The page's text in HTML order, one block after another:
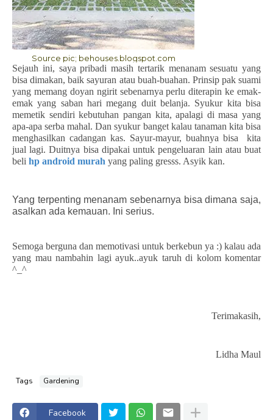
Source pic; behouses.blogspot.com
Sejauh ini, saya pribadi masih tertarik menanam sesuatu yang
bisa dimakan, baik sayuran atau buah-buahan. Prinsip pak suami
yang memang doyan ngirit sebenarnya perlu diterapin ke emak-
emak yang saban hari megang duit belanja. Syukur kita bisa
memetik sendiri kebutuhan pangan kita, apalagi di masa yang
apa-apa serba mahal. Dan syukur banget kalau tanaman kita bisa
menghasilkan cadangan kas. Sayur-mayur, buahnya bisa kita
jual lagi. Duitnya bisa dipakai untuk pengeluaran lain atau buat
beli hp android murah yang paling gresss. Asyik kan.
Yang terpenting menanam sebenarnya bisa dimana saja,
asalkan ada kemauan. Ini serius.
Semoga berguna dan memotivasi untuk berkebun ya :) kalau ada
yang mau nambahin lagi ayuk..ayuk taruh di kolom komentar
^_^
Terimakasih,
Lidha Maul
Tags Gardening
Facebook